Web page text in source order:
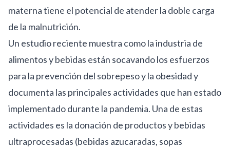
materna tiene el potencial de atender la doble carga
de la malnutrición.
Un estudioreciente muestra como la industria de
alimentos y bebidas están socavando los esfuerzos
para la prevención del sobrepeso y la obesidad y
documenta las principales actividades que han estado
implementado durante la pandemia. Una de estas
actividades es la donación de productos y bebidas
ultraprocesadas (bebidas azucaradas, sopas